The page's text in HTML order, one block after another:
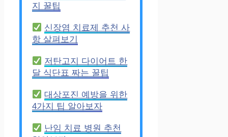
지 꿀팁
신장염 치료제 추천 사
항 살펴보기
저탄고지 다이어트 한
달 식단표 짜는 꿀팁
대상포진 예방을 위한
4가지 팁 알아보자
난임 치료 병원 추천